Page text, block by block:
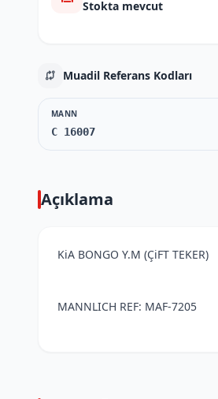
Stokta mevcut
Muadil Referans Kodları
MANN
C 16007
Açıklama
KiA BONGO Y.M (ÇiFT TEKER)
MANNLICH REF: MAF-7205